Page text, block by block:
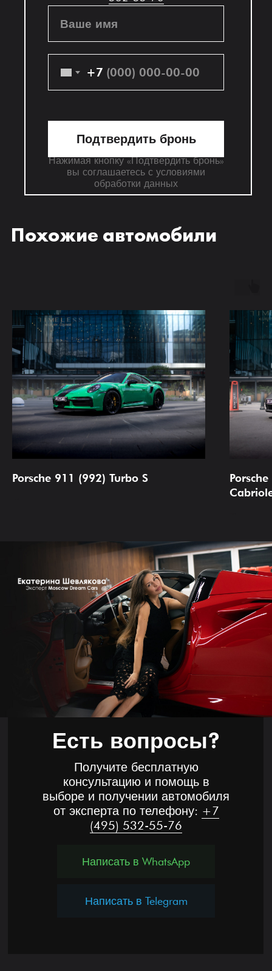
Нажимая кнопку «Подтвердить бронь»
вы соглашаетесь с условиями
обработки данных
Ваше имя
+7
Подтвердить бронь
Похожие автомобили
Porsche 911 (992) Turbo S
Есть вопросы?
Получите бесплатную
консультацию и помощь в
выборе и получении автомобиля
от эксперта по телефону: +7
(495) 532-55-76
Написать в WhatsApp
Написать в Telegram